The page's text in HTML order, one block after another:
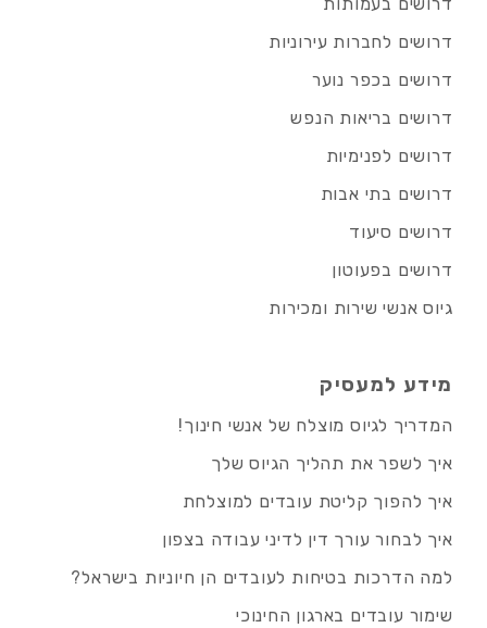
דרושים בעמותות
דרושים לחברות עירוניות
דרושים בכפר נוער
דרושים בריאות הנפש
דרושים לפנימיות
דרושים בתי אבות
דרושים סיעוד
דרושים בפעוטון
גיוס אנשי שירות ומכירות
מידע למעסיק
המדריך לגיוס מוצלח של אנשי חינוך!
איך לשפר את תהליך הגיוס שלך
איך להפוך קליטת עובדים למוצלחת
איך לבחור עורך דין לדיני עבודה בצפון
למה הדרכות בטיחות לעובדים הן חיוניות בישראל?
שימור עובדים בארגון החינוכי